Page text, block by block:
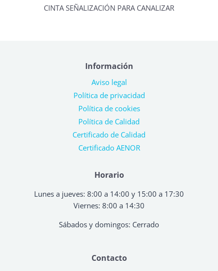
CINTA SEÑALIZACIÓN PARA CANALIZAR
Contacto
Horario
Lunes a jueves: 8:00 a 14:00 y 15:00 a 17:30
Viernes: 8:00 a 14:30
Sábados y domingos: Cerrado
Información
Aviso legal
Política de privacidad
Política de cookies
Política de Calidad
Certificado de Calidad
Certificado AENOR